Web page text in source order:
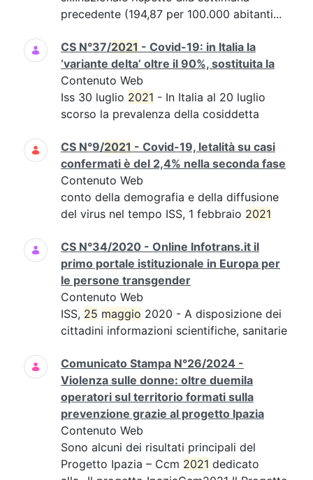
precedente (194,87 per 100.000 abitanti...
CS N°37/2021 - Covid-19: in Italia la
‘variante delta’ oltre il 90%, sostituita la
Contenuto Web
Iss 30 luglio 2021 - In Italia al 20 luglio
scorso la prevalenza della cosiddetta
CS N°9/2021 - Covid-19, letalità su casi
confermati è del 2,4% nella seconda fase
Contenuto Web
conto della demografia e della diffusione
del virus nel tempo ISS, 1 febbraio 2021
CS N°34/2020 - Online Infotrans.it il
primo portale istituzionale in Europa per
le persone transgender
Contenuto Web
ISS, 25 maggio 2020 - A disposizione dei
cittadini informazioni scientifiche, sanitarie
Comunicato Stampa N°26/2024 -
Violenza sulle donne: oltre duemila
operatori sul territorio formati sulla
prevenzione grazie al progetto Ipazia
Contenuto Web
Sono alcuni dei risultati principali del
Progetto Ipazia – Ccm 2021 dedicato